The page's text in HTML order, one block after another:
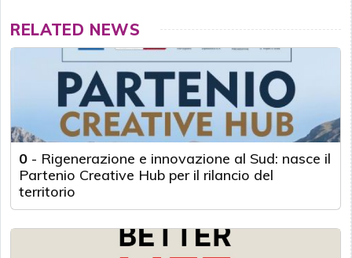
RELATED NEWS
0 - Rigenerazione e innovazione al Sud: nasce il
Partenio Creative Hub per il rilancio del
territorio